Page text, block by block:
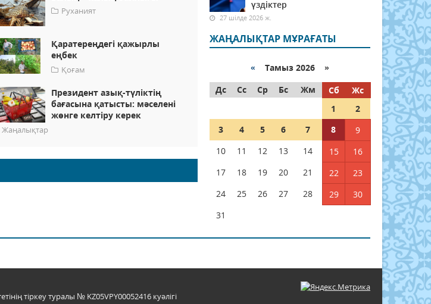
Руханият
Қаратереңдегі қажырлы
еңбек
Қоғам
Президент азық-түліктің
бағасына қатысты: мәселені
жөнге келтіру керек
Жаңалықтар
үздіктер
27 шілде 2026 ж.
ЖАҢАЛЫҚТАР МҰРАҒАТЫ
« Тамыз 2026 »
Дс
Сс Ср Бс Жм Сб
Жс
1
2
3
4 5 6 7 8
9
10
11 12 13 14 15
16
17
18 19 20 21 22
23
24
25 26 27 28 29
30
31
тіркеу туралы № KZ05VPY00052416 куәлігі